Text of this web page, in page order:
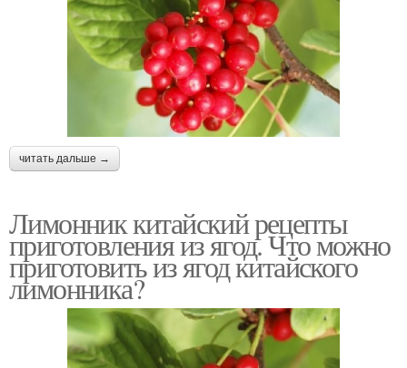
читать дальше →
Лимонник китайский рецепты
приготовления из ягод. Что можно
приготовить из ягод китайского
лимонника?